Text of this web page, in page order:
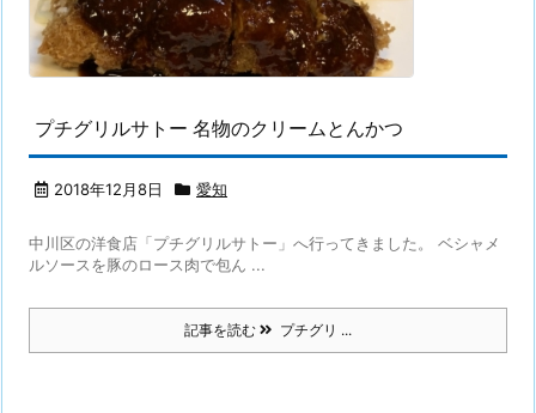
プチグリルサトー 名物のクリームとんかつ
2018年12月8日 愛知
中川区の洋食店「プチグリルサトー」へ行ってきました。 ベシャメ
ルソースを豚のロース肉で包ん ...
記事を読む プチグリ ...